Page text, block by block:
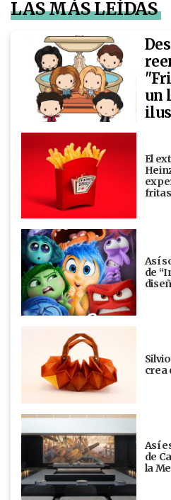
LAS MÁS LEÍDAS
un
El
fritas
Así
de
crea
Así
de
la